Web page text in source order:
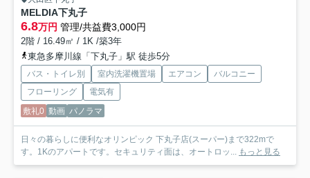
MELDIA下丸子
6.8万円 管理/共益費3,000円
2階 / 16.49㎡ / 1K /築3年
東急多摩川線「下丸子」駅 徒歩5分
バス・トイレ別 室内洗濯機置場 エアコン
バルコニー
フローリング
電気有
敷礼0 動画 パノラマ
日々の暮らしに便利なオリンピック 下丸子店(スーパー)まで322mで
す。1Kのアパートです。セキュリティ面は、オートロッ...
もっと見る